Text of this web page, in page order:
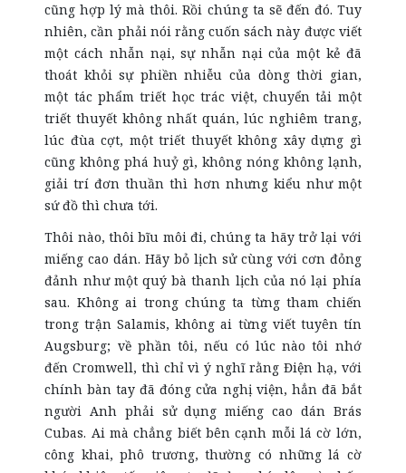
cũng hợp lý mà thôi. Rồi chúng ta sẽ đến đó. Tuy
nhiên, cần phải nói rằng cuốn sách này được viết
một cách nhẫn nại, sự nhẫn nại của một kẻ đã
thoát khỏi sự phiền nhiễu của dòng thời gian,
một tác phẩm triết học trác việt, chuyển tải một
triết thuyết không nhất quán, lúc nghiêm trang,
lúc đùa cợt, một triết thuyết không xây dựng gì
cũng không phá huỷ gì, không nóng không lạnh,
giải trí đơn thuần thì hơn nhưng kiểu như một
sứ đồ thì chưa tới.
Thôi nào, thôi bĩu môi đi, chúng ta hãy trở lại với
miếng cao dán. Hãy bỏ lịch sử cùng với cơn đỏng
đảnh như một quý bà thanh lịch của nó lại phía
sau. Không ai trong chúng ta từng tham chiến
trong trận Salamis, không ai từng viết tuyên tín
Augsburg; về phần tôi, nếu có lúc nào tôi nhớ
đến Cromwell, thì chỉ vì ý nghĩ rằng Điện hạ, với
chính bàn tay đã đóng cửa nghị viện, hẳn đã bắt
người Anh phải sử dụng miếng cao dán Brás
Cubas. Ai mà chẳng biết bên cạnh mỗi lá cờ lớn,
công khai, phô trương, thường có những lá cờ